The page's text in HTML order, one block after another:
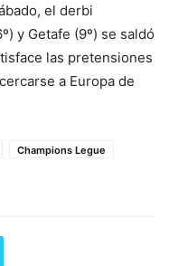
el derbi
y Getafe (9º) se saldó
las pretensiones
a Europa de
Champions Legue